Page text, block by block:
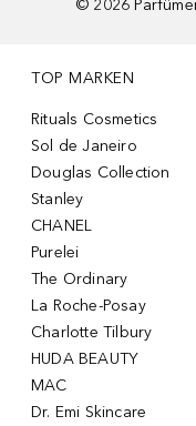
© 2026
TOP MARKEN
Rituals Cosmetics
Sol de Janeiro
Douglas Collection
Stanley
CHANEL
Purelei
The Ordinary
La Roche-Posay
Charlotte Tilbury
HUDA BEAUTY
MAC
Dr. Emi Skincare